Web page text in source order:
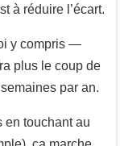
à réduire l’écart.
y compris —
plus le coup de
par an.
en touchant au